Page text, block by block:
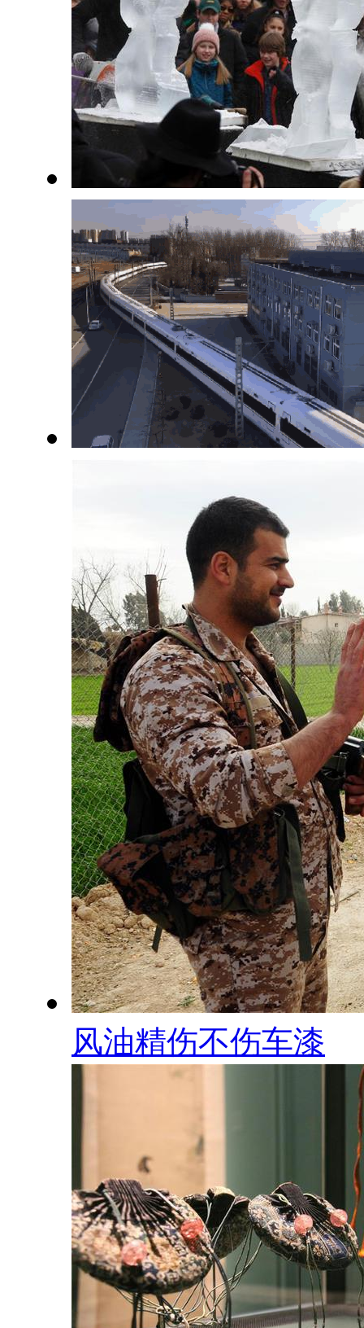
风油精伤不伤车漆